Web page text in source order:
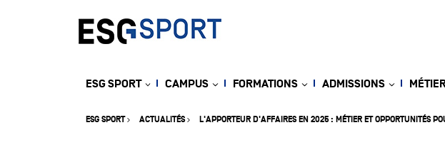
ESG SPORT ACTUALITÉS L'APPORTEUR D'AFFAIRES EN 2025 : MÉTIER ET OPPORTUNITÉS
ESG SPORT CAMPUS FORMATIONS ADMISSIONS